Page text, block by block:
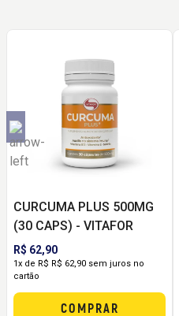
CURCUMA PLUS 500MG
(30 CAPS) - VITAFOR
R$ 62,90
1x de R$ R$ 62,90 sem juros no
cartão
COMPRAR